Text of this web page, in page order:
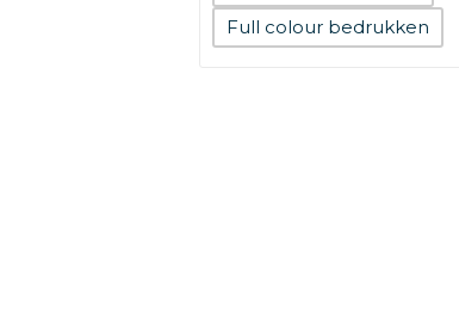
Full colour